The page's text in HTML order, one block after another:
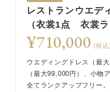
レストランウエデ
（衣裳1点 衣裳ラ
¥710,000 (税込
ウエディングドレス（最
（最大99,000円）、小物
全てランクアップフリー